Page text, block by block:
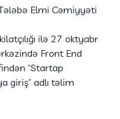
Elmi Cəmiyyəti
ilə 27 oktyabr
Front End
“Startap
giriş” adlı təlim